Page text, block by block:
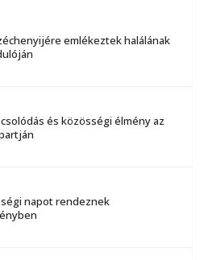
emlékeztek halálának
és közösségi élmény az
napot rendeznek